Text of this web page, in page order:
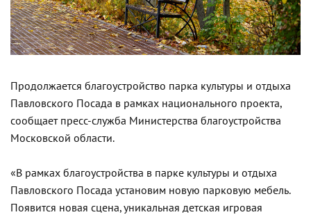
Продолжается благоустройство парка культуры и отдыха
Павловского Посада в рамках национального проекта,
сообщает пресс-служба Министерства благоустройства
Московской области.
«В рамках благоустройства в парке культуры и отдыха
Павловского Посада установим новую парковую мебель.
Появится новая сцена, уникальная детская игровая